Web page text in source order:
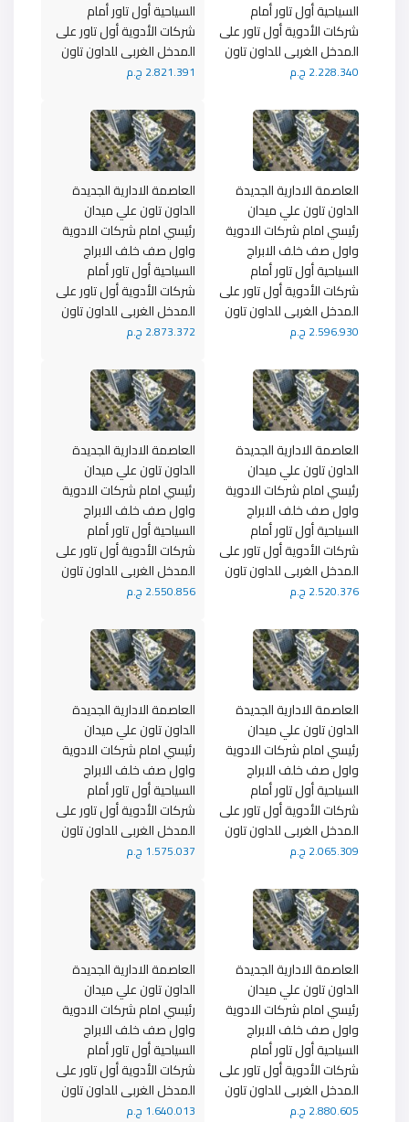
السياحية أول تاور أمام
شركات الأدوية أول تاور على
المدخل الغربى للداون تاون
2.821.391 ج.م
السياحية أول تاور أمام
شركات الأدوية أول تاور على
المدخل الغربى للداون تاون
2.228.340 ج.م
العاصمة الادارية الجديدة
الداون تاون علي ميدان
رئيسي امام شركات الادوية
واول صف خلف الابراج
السياحية أول تاور أمام
شركات الأدوية أول تاور على
المدخل الغربى للداون تاون
2.873.372 ج.م
العاصمة الادارية الجديدة
الداون تاون علي ميدان
رئيسي امام شركات الادوية
واول صف خلف الابراج
السياحية أول تاور أمام
شركات الأدوية أول تاور على
المدخل الغربى للداون تاون
2.596.930 ج.م
العاصمة الادارية الجديدة
الداون تاون علي ميدان
رئيسي امام شركات الادوية
واول صف خلف الابراج
السياحية أول تاور أمام
شركات الأدوية أول تاور على
المدخل الغربى للداون تاون
2.550.856 ج.م
العاصمة الادارية الجديدة
الداون تاون علي ميدان
رئيسي امام شركات الادوية
واول صف خلف الابراج
السياحية أول تاور أمام
شركات الأدوية أول تاور على
المدخل الغربى للداون تاون
2.520.376 ج.م
العاصمة الادارية الجديدة
الداون تاون علي ميدان
رئيسي امام شركات الادوية
واول صف خلف الابراج
السياحية أول تاور أمام
شركات الأدوية أول تاور على
المدخل الغربى للداون تاون
1.575.037 ج.م
العاصمة الادارية الجديدة
الداون تاون علي ميدان
رئيسي امام شركات الادوية
واول صف خلف الابراج
السياحية أول تاور أمام
شركات الأدوية أول تاور على
المدخل الغربى للداون تاون
2.065.309 ج.م
العاصمة الادارية الجديدة
الداون تاون علي ميدان
رئيسي امام شركات الادوية
واول صف خلف الابراج
السياحية أول تاور أمام
شركات الأدوية أول تاور على
المدخل الغربى للداون تاون
1.640.013 ج.م
العاصمة الادارية الجديدة
الداون تاون علي ميدان
رئيسي امام شركات الادوية
واول صف خلف الابراج
السياحية أول تاور أمام
شركات الأدوية أول تاور على
المدخل الغربى للداون تاون
2.880.605 ج.م